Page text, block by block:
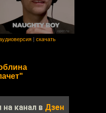
скачать
канал в Дзен